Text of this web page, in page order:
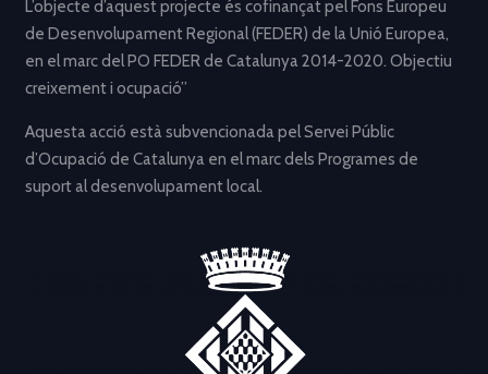
L’objecte d’aquest projecte és cofinançat pel Fons Europeu
de Desenvolupament Regional (FEDER) de la Unió Europea,
en el marc del PO FEDER de Catalunya 2014-2020. Objectiu
creixement i ocupació”
Aquesta acció està subvencionada pel Servei Públic
d’Ocupació de Catalunya en el marc dels Programes de
suport al desenvolupament local.